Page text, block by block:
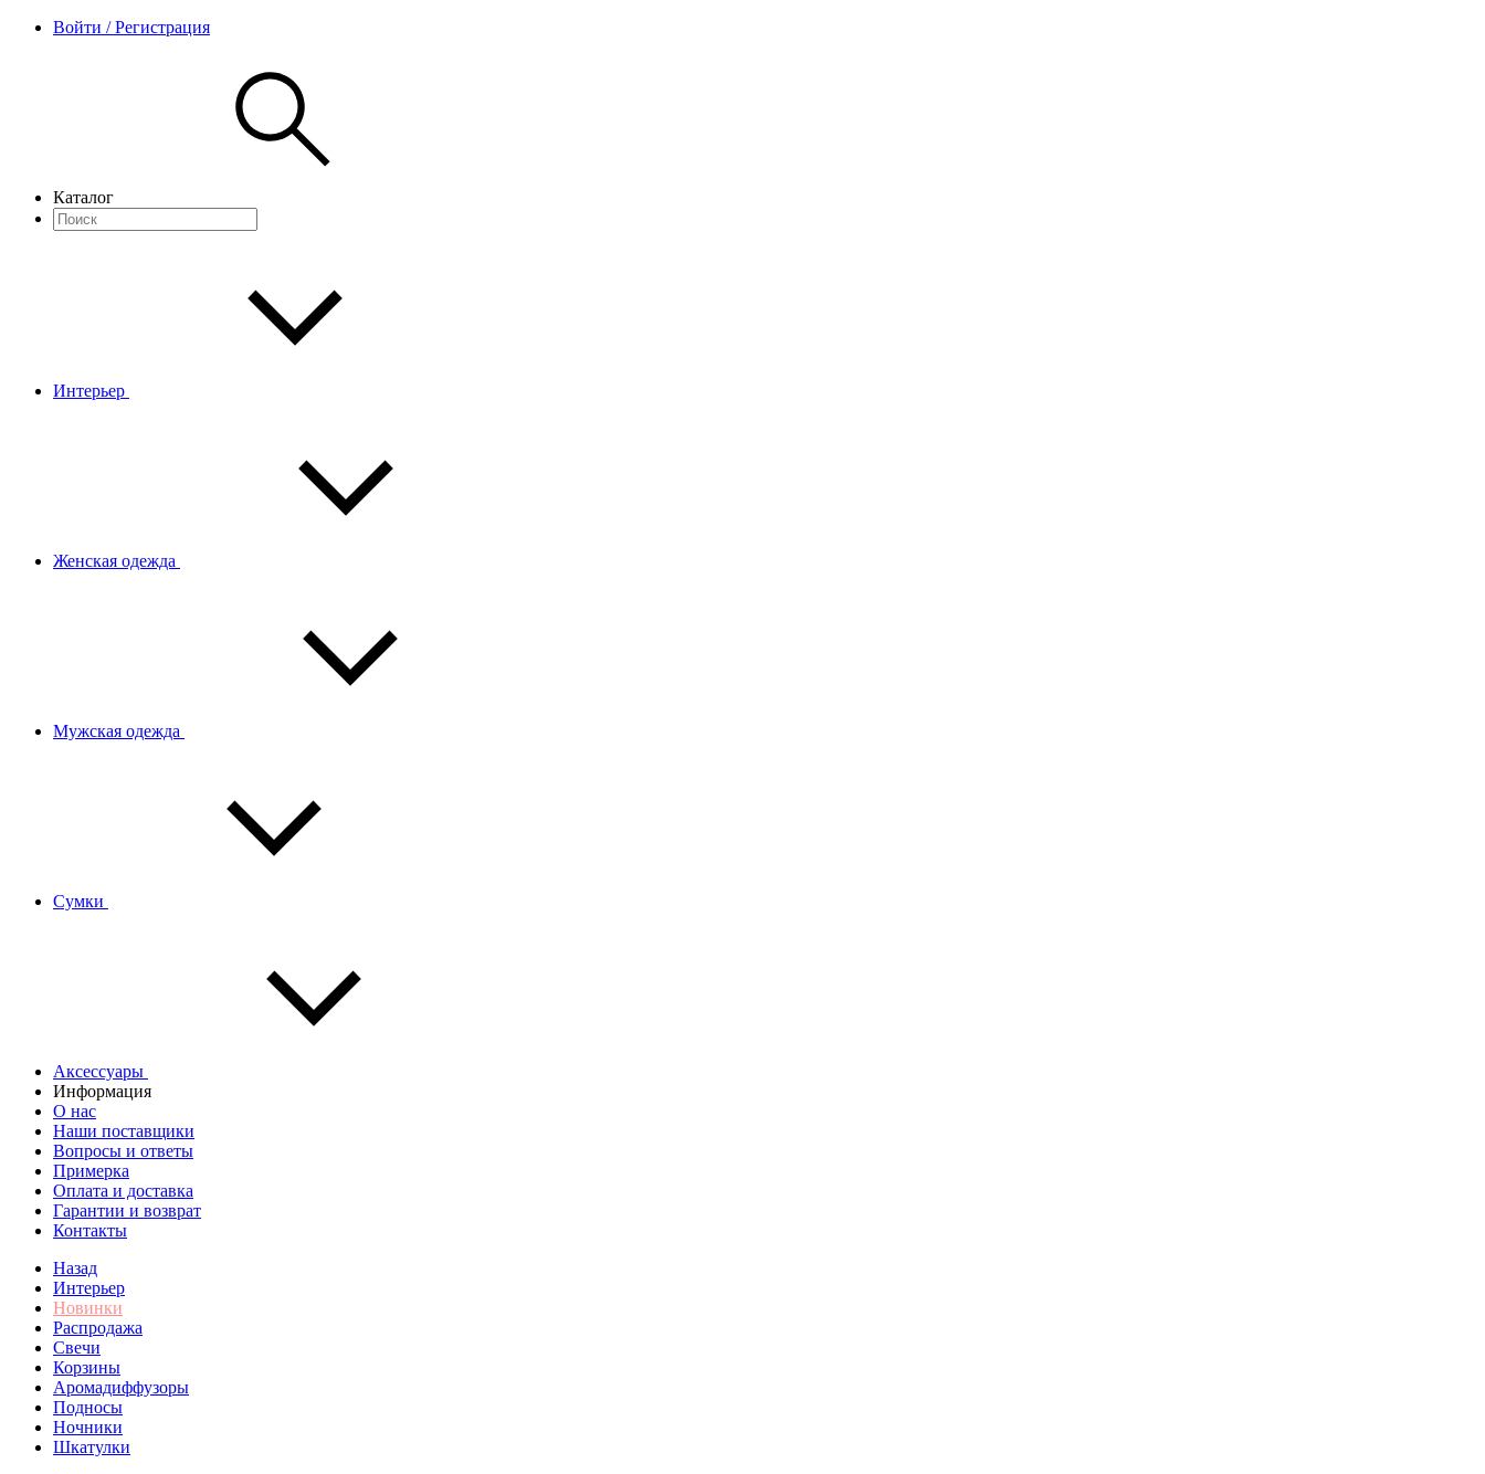
Войти / Регистрация
Каталог
Интерьер
Женская одежда
Мужская одежда
Сумки
Аксессуары
Информация
О нас
Наши поставщики
Вопросы и ответы
Примерка
Оплата и доставка
Гарантии и возврат
Контакты
Назад
Интерьер
Новинки
Распродажа
Свечи
Корзины
Аромадиффузоры
Подносы
Ночники
Шкатулки